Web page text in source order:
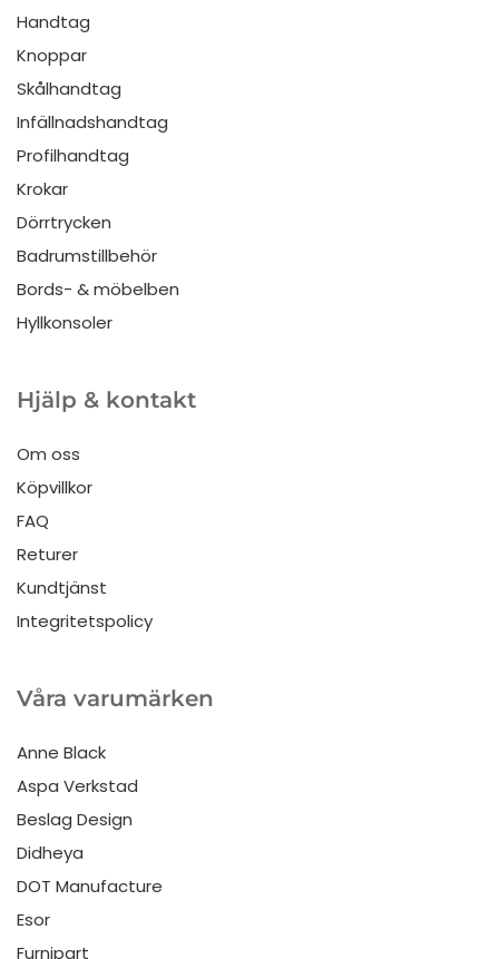
Handtag
Knoppar
Skålhandtag
Infällnadshandtag
Profilhandtag
Krokar
Dörrtrycken
Badrumstillbehör
Bords- & möbelben
Hyllkonsoler
Hjälp & kontakt
Om oss
Köpvillkor
FAQ
Returer
Kundtjänst
Integritetspolicy
Våra varumärken
Anne Black
Aspa Verkstad
Beslag Design
Didheya
DOT Manufacture
Esor
Furnipart